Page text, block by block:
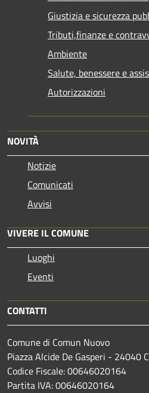
Giustizia e sicurezza
Tributi,finanze e
Ambiente
Salute, benessere e
Autorizzazioni
NOVITÀ
Notizie
Comunicati
Avvisi
VIVERE IL COMUNE
Luoghi
Eventi
CONTATTI
Comune di Comun Nuovo
Piazza Alcide De Gasperi - 24040
Codice Fiscale: 00646020164
Partita IVA: 00646020164